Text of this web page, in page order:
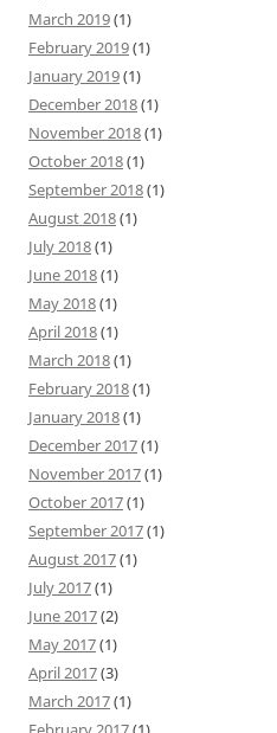
March 2019(1)
February 2019(1)
January 2019(1)
December 2018(1)
November 2018(1)
October 2018(1)
September 2018(1)
August 2018(1)
July 2018(1)
June 2018(1)
May 2018(1)
April 2018(1)
March 2018(1)
February 2018(1)
January 2018(1)
December 2017(1)
November 2017(1)
October 2017(1)
September 2017(1)
August 2017(1)
July 2017(1)
June 2017(2)
May 2017(1)
April 2017(3)
March 2017(1)